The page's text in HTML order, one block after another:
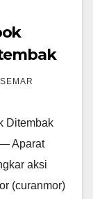
Ditembak
Aparat
aksi
(curanmor)